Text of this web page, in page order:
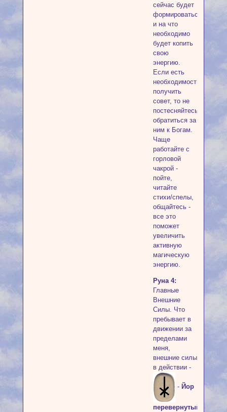
сейчас будет
формироваться
и на что
необходимо
будет копить
свою
энергию.
Если есть
необходимость
получить
совет, то не
постесняйтесь
обратиться за
ним к Богам.
Чаще
работайте с
горловой
чакрой -
пойте,
читайте
стихи/спелы,
общайтесь -
все это
поможет
увеличить
активную
магическую
энергию.
Руна 4:
Главные
Внешние
Силы. Что
пребывает в
движении за
пределами
меня,
внешние силы
в действии -
- Йор
перевернутый